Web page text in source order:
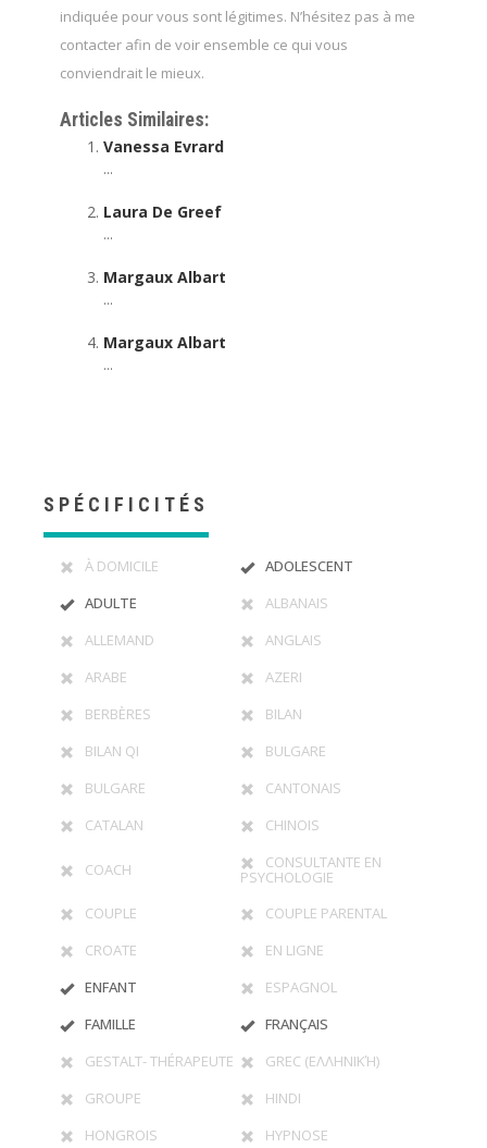
indiquée pour vous sont légitimes. N’hésitez pas à me
contacter afin de voir ensemble ce qui vous
conviendrait le mieux.
Articles Similaires:
Vanessa Evrard
...
Laura De Greef
...
Margaux Albart
...
Margaux Albart
...
SPÉCIFICITÉS
À DOMICILE
ADOLESCENT
ADULTE
ALBANAIS
ALLEMAND
ANGLAIS
ARABE
AZERI
BERBÈRES
BILAN
BILAN QI
BULGARE
BULGARE
CANTONAIS
CATALAN
CHINOIS
COACH CONSULTANTE EN
PSYCHOLOGIE
COUPLE
COUPLE PARENTAL
CROATE
EN LIGNE
ENFANT
ESPAGNOL
FAMILLE
FRANÇAIS
GESTALT- THÉRAPEUTE
GREC (ΕΛΛΗΝΙΚΉ)
GROUPE
HINDI
HONGROIS
HYPNOSE